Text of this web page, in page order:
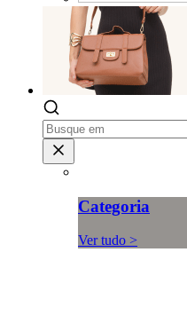
Categoria
Ver tudo >